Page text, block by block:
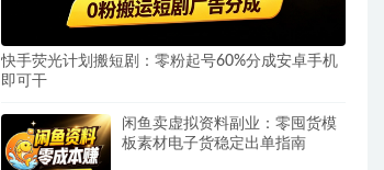
快手荧光计划搬短剧：零粉起号60%分成安卓手机
即可干
闲鱼卖虚拟资料副业：零囤货模
板素材电子货稳定出单指南